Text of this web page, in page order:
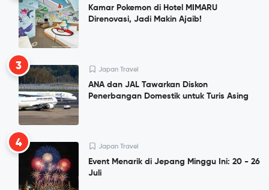
Kamar Pokemon di Hotel MIMARU
Direnovasi, Jadi Makin Ajaib!
3 Japan Travel
ANA dan JAL Tawarkan Diskon
Penerbangan Domestik untuk Turis Asing
4 Japan Travel
Event Menarik di Jepang Minggu Ini: 20 - 26
Juli